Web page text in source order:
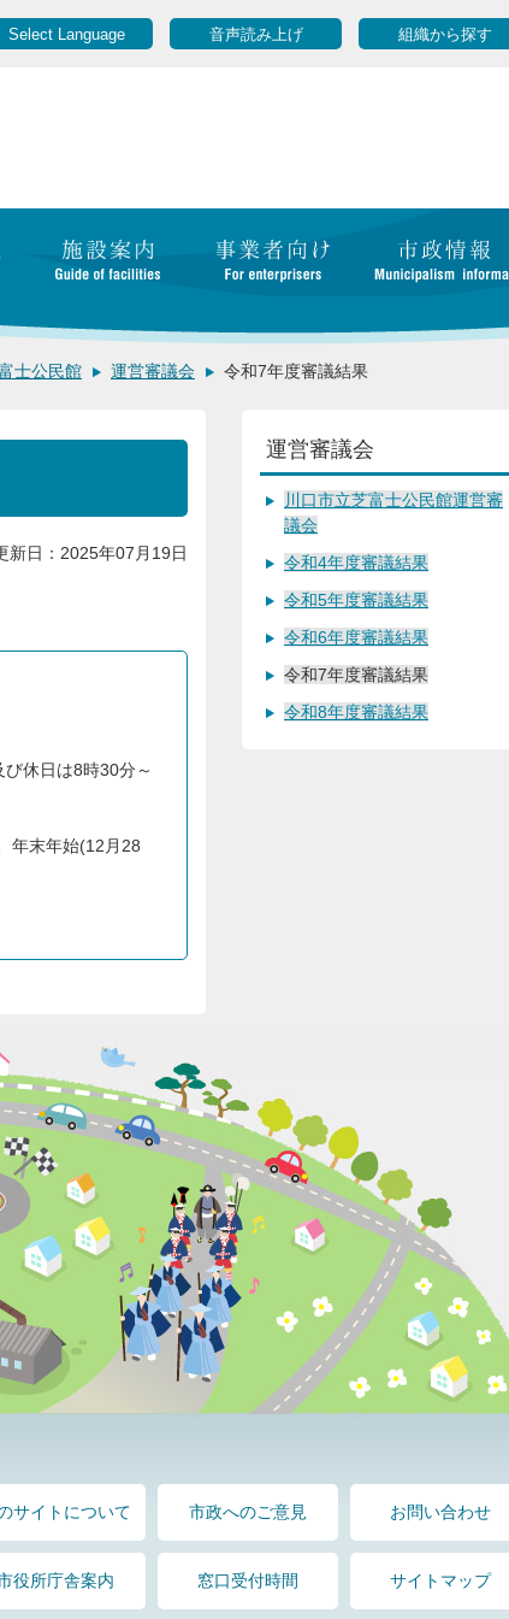
Select Language 音声読み上げ 組織から探す
士公民館 運営審議会 令和7年度審議結果
新日：2025年07月19日
休日は8時30分～
年末年始(12月28
運営審議会
川口市立芝富士公民館運営審
議会
令和4年度審議結果
令和5年度審議結果
令和6年度審議結果
令和7年度審議結果
令和8年度審議結果
サイトについて 市政へのご意見 お問い合わせ
役所庁舎案内 窓口受付時間 サイトマップ